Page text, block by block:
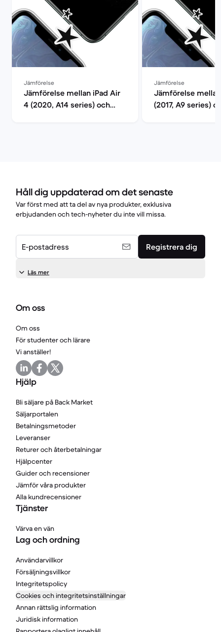
Jämförelse
Jämförelse mellan iPad Air
4 (2020, A14 series) och
Jämförelse
Jämförelse
(2017, A9 series)
Håll dig uppdaterad om det senaste
Var först med att ta del av nya produkter, exklusiva
erbjudanden och tech-nyheter du inte vill missa.
E-postadress Registrera dig
Läs mer
Om oss
Om oss
För studenter och lärare
Vi anställer!
Hjälp
Bli säljare på Back Market
Säljarportalen
Betalningsmetoder
Leveranser
Returer och återbetalningar
Hjälpcenter
Guider och recensioner
Jämför våra produkter
Alla kundrecensioner
Tjänster
Värva en vän
Lag och ordning
Användarvillkor
Försäljningsvillkor
Integritetspolicy
Cookies och integritetsinställningar
Annan rättslig information
Juridisk information